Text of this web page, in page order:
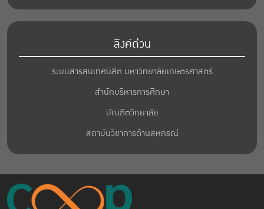
ลิงค์ด่วน
ระบบสารสนเทศนิสิต มหาวิทยาลัยเกษตรศาสตร์
สำนักบริหารการศึกษา
บัณฑิตวิทยาลัย
สถาบันวิชาการด้านสหกรณ์